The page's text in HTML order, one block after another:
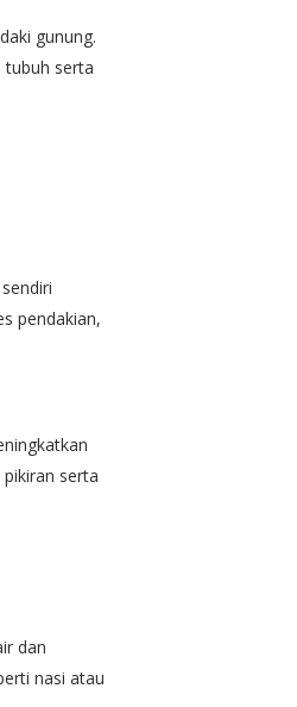
gunung.
tubuh serta
pendakian,
serta
dan
nasi atau